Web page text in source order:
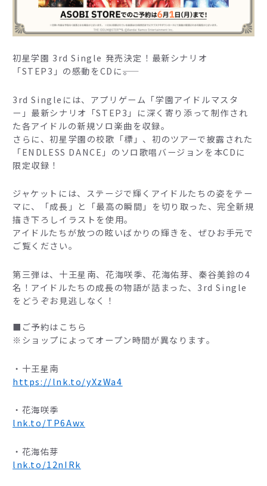
初星学園 3rd Single 発売決定！最新シナリオ
「STEP3」の感動をCDに――。
3rd Singleには、アプリゲーム「学園アイドルマスタ
ー」最新シナリオ「STEP3」に深く寄り添って制作され
た各アイドルの新規ソロ楽曲を収録。
さらに、初星学園の校歌「標」、初のツアーで披露された
「ENDLESS DANCE」のソロ歌唱バージョンを本CDに
限定収録！
ジャケットには、ステージで輝くアイドルたちの姿をテー
マに、「成長」と「最高の瞬間」を切り取った、完全新規
描き下ろしイラストを使用。
アイドルたちが放つの眩いばかりの輝きを、ぜひお手元で
ご覧ください。
第三弾は、十王星南、花海咲季、花海佑芽、秦谷美鈴の4
名！アイドルたちの成長の物語が詰まった、3rd Single
をどうぞお見逃しなく！
■ご予約はこちら
※ショップによってオープン時間が異なります。
・十王星南
https://lnk.to/yXzWa4
・花海咲季
lnk.to/TP6Awx
・花海佑芽
lnk.to/12nIRk